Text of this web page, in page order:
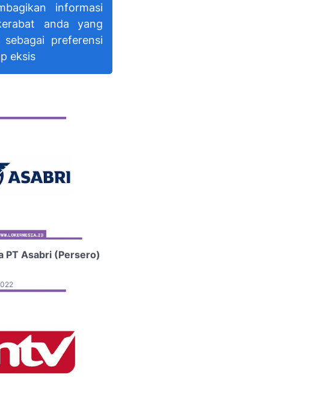
informasi
anda yang
sebagai preferensi
eksis
PT Asabri (Persero)